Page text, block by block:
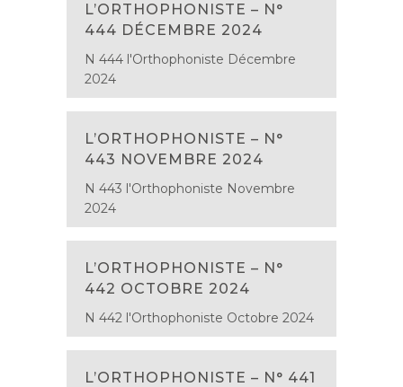
L’ORTHOPHONISTE – N°
444 DÉCEMBRE 2024
N 444 l'Orthophoniste Décembre
2024
L’ORTHOPHONISTE – N°
443 NOVEMBRE 2024
N 443 l'Orthophoniste Novembre
2024
L’ORTHOPHONISTE – N°
442 OCTOBRE 2024
N 442 l'Orthophoniste Octobre 2024
L’ORTHOPHONISTE – N° 441